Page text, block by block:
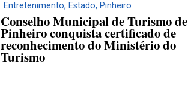
Entretenimento, Estado, Pinheiro
Conselho Municipal de Turismo de
Pinheiro conquista certificado de
reconhecimento do Ministério do
Turismo